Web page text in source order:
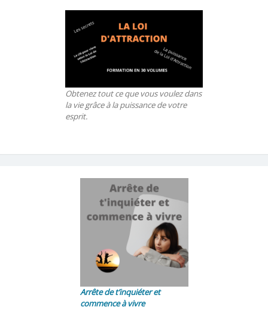
Obtenez tout ce que vous voulez dans
la vie grâce à la puissance de votre
esprit.
Arrête de t’inquiéter et
commence à vivre